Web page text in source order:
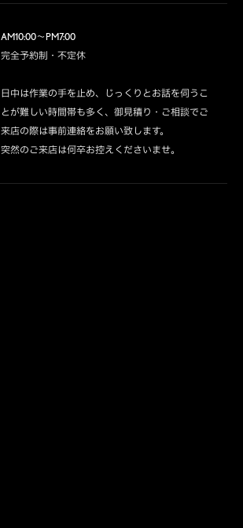
AM10:00～PM7:00
完全予約制・不定休
日中は作業の手を止め、じっくりとお話を伺うこ
とが難しい時間帯も多く、御見積り・ご相談でご
来店の際は事前連絡をお願い致します。
突然のご来店は何卒お控えくださいませ。